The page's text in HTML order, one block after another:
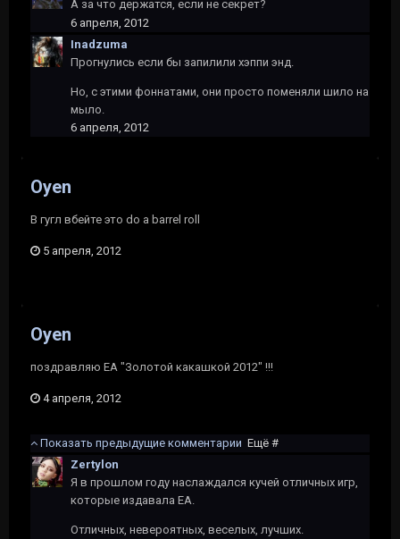
А за что держатся, если не секрет?
6 апреля, 2012
Inadzuma
Прогнулись если бы запилили хэппи энд.
Но, с этими фоннатами, они просто поменяли шило на
мыло.
6 апреля, 2012
Oyen
В гугл вбейте это do a barrel roll
5 апреля, 2012
Oyen
поздравляю EA "Золотой какашкой 2012" !!!
4 апреля, 2012
Показать предыдущие комментарии Ещё #
Zertylon
Я в прошлом году наслаждался кучей отличных игр,
которые издавала ЕА.
Отличных, невероятных, веселых, лучших.